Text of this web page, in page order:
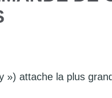
») attache la plus